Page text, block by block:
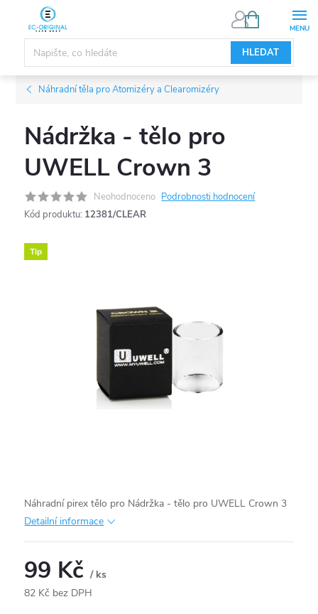
obsah
HLEDAT
NÁKUPNÍ
Náhradní těla pro Atomizéry a Clearomizéry
Nádržka - tělo pro
UWELL Crown 3
Neohodnoceno Podrobnosti hodnocení
Kód produktu: 12381/CLEAR
Tip
Náhradní pirex tělo pro Nádržka - tělo pro UWELL Crown 3
Detailní informace
99 Kč/ ks
82 Kč bez DPH